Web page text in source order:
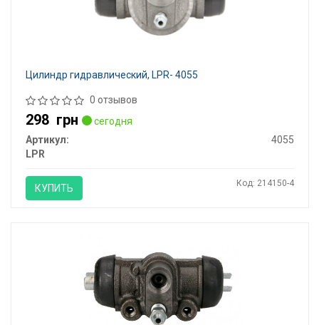
Цилиндр гидравлический, LPR- 4055
0 отзывов
298 грн
сегодня
Артикул:
4055
LPR
КУПИТЬ Код: 214150-4